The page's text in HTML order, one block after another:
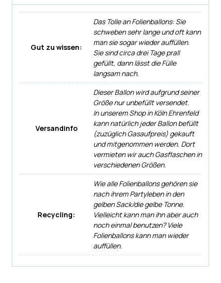
Gut zu wissen:
Das Tolle an Folienballons: Sie
schweben sehr lange und oft kann
man sie sogar wieder auffüllen.
Sie sind circa drei Tage prall
gefüllt, dann lässt die Fülle
langsam nach.
Versandinfo
Dieser Ballon wird aufgrund seiner
Größe nur unbefüllt versendet.
In unserem Shop in Köln Ehrenfeld
kann natürlich jeder Ballon befüllt
(zuzüglich Gasaufpreis) gekauft
und mitgenommen werden. Dort
vermieten wir auch Gasflaschen in
verschiedenen Größen.
Recycling:
Wie alle Folienballons gehören sie
nach ihrem Partyleben in den
gelben Sack/die gelbe Tonne.
Vielleicht kann man ihn aber auch
noch einmal benutzen? Viele
Folienballons kann man wieder
auffüllen.